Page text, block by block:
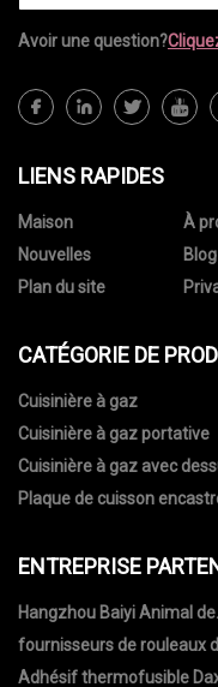
Avoir une question?
LIENS RAPIDES
Maison À
Nouvelles
Blog
Plan du site
CATÉGORIE DE
Cuisinière à gaz
Cuisinière à gaz portative
Cuisinière à gaz avec
verre
Plaque de cuisson
ENTREPRISE
Hangzhou Baiyi Animal de
compagnie Produit
fournisseurs de rouleaux
papier aluminium pour
Adhésif thermofusible